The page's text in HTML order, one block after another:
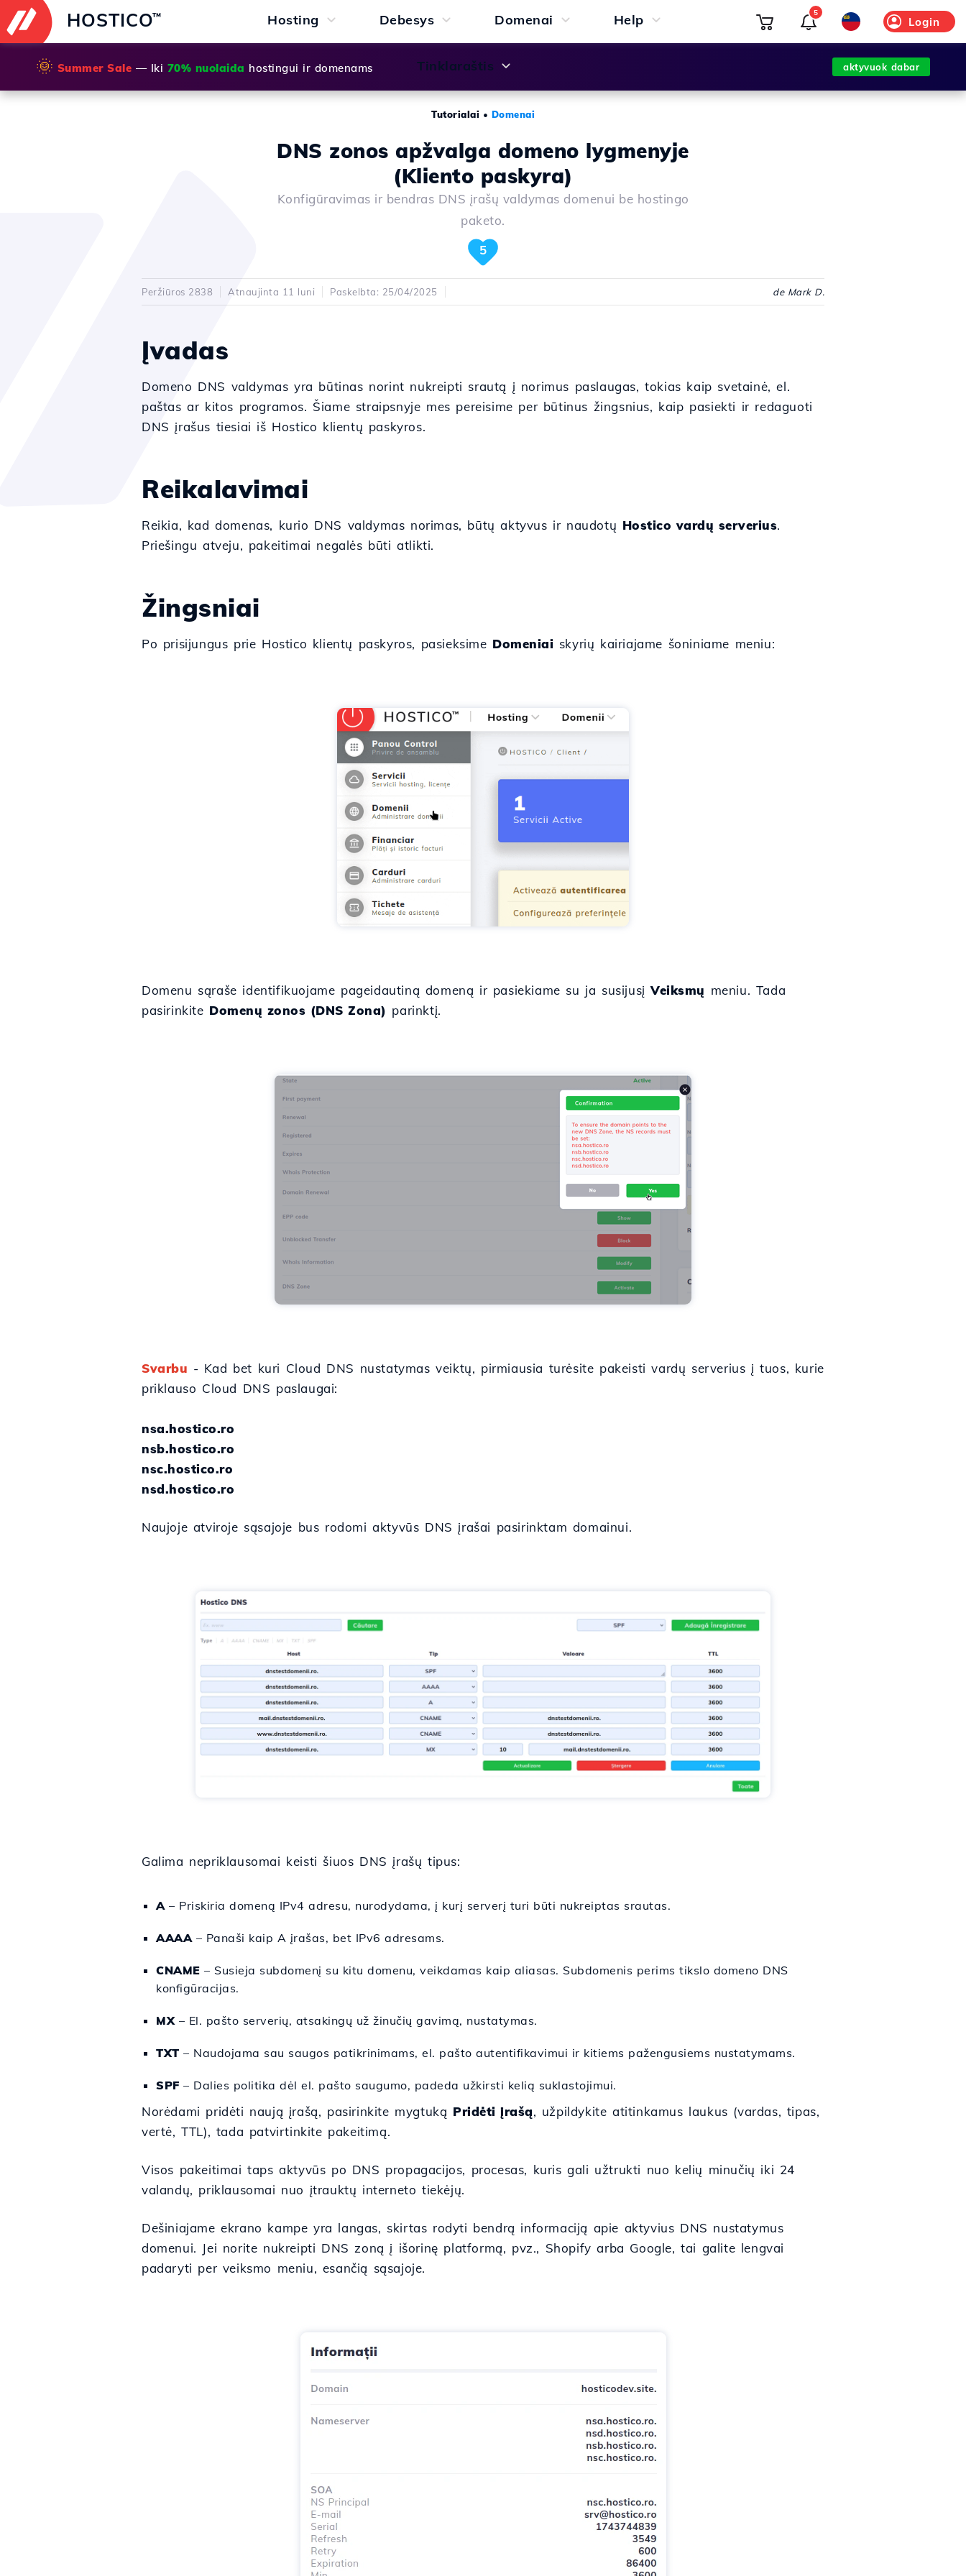
HOSTICO™ Hosting Debesys Domenai Help
Tinklaraštis
Login
5
🌞 Summer Sale — Iki 70% nuolaida hostingui ir domenams aktyvuok dabar
Tutorialai • Domenai
DNS zonos apžvalga domeno lygmenyje
(Kliento paskyra)
Konfigūravimas ir bendras DNS įrašų valdymas domenui be hostingo
paketo.
5
Peržiūros 2838 Atnaujinta 11 luni Paskelbta: 25/04/2025 de Mark D.
Įvadas
Domeno DNS valdymas yra būtinas norint nukreipti srautą į norimus paslaugas, tokias kaip svetainė, el.
paštas ar kitos programos. Šiame straipsnyje mes pereisime per būtinus žingsnius, kaip pasiekti ir redaguoti
DNS įrašus tiesiai iš Hostico klientų paskyros.
Reikalavimai
Reikia, kad domenas, kurio DNS valdymas norimas, būtų aktyvus ir naudotų Hostico vardų serverius.
Priešingu atveju, pakeitimai negalės būti atlikti.
Žingsniai
Po prisijungus prie Hostico klientų paskyros, pasieksime Domeniai skyrių kairiajame šoniniame meniu:
Domenu sąraše identifikuojame pageidautiną domeną ir pasiekiame su ja susijusįVeiksmų meniu. Tada
pasirinkite Domenų zonos (DNS Zona) parinktį.
Svarbu - Kad bet kuri Cloud DNS nustatymas veiktų, pirmiausia turėsite pakeisti vardų serverius į tuos, kurie
priklauso Cloud DNS paslaugai:
nsa.hostico.ro
nsb.hostico.ro
nsc.hostico.ro
nsd.hostico.ro
Naujoje atviroje sąsajoje bus rodomi aktyvūs DNS įrašai pasirinktam domainui.
Galima nepriklausomai keisti šiuos DNS įrašų tipus:
A– Priskiria domeną IPv4 adresu, nurodydama, į kurį serverį turi būti nukreiptas srautas.
AAAA– Panaši kaip A įrašas, bet IPv6 adresams.
CNAME – Susieja subdomenį su kitu domenu, veikdamas kaip aliasas. Subdomenis perims tikslo domeno DNS
konfigūracijas.
MX– El. pašto serverių, atsakingų už žinučių gavimą, nustatymas.
TXT – Naudojama sau saugos patikrinimams, el. pašto autentifikavimui ir kitiems pažengusiems nustatymams.
SPF – Dalies politika dėl el. pašto saugumo, padeda užkirsti kelią suklastojimui.
Norėdami pridėti naują įrašą, pasirinkite mygtuką Pridėti įrašą, užpildykite atitinkamus laukus (vardas, tipas,
vertė, TTL), tada patvirtinkite pakeitimą.
Visos pakeitimai taps aktyvūs po DNS propagacijos, procesas, kuris gali užtrukti nuo kelių minučių iki 24
valandų, priklausomai nuo įtrauktų interneto tiekėjų.
Dešiniajame ekrano kampe yra langas, skirtas rodyti bendrą informaciją apie aktyvius DNS nustatymus
domenui. Jei norite nukreipti DNS zoną į išorinę platformą, pvz., Shopify arba Google, tai galite lengvai
padaryti per veiksmo meniu, esančią sąsajoje.